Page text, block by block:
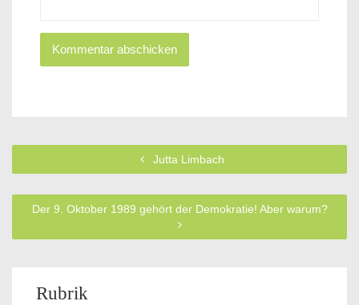
Jutta Limbach
Der 9. Oktober 1989 gehört der Demokratie! Aber warum?
Rubrik